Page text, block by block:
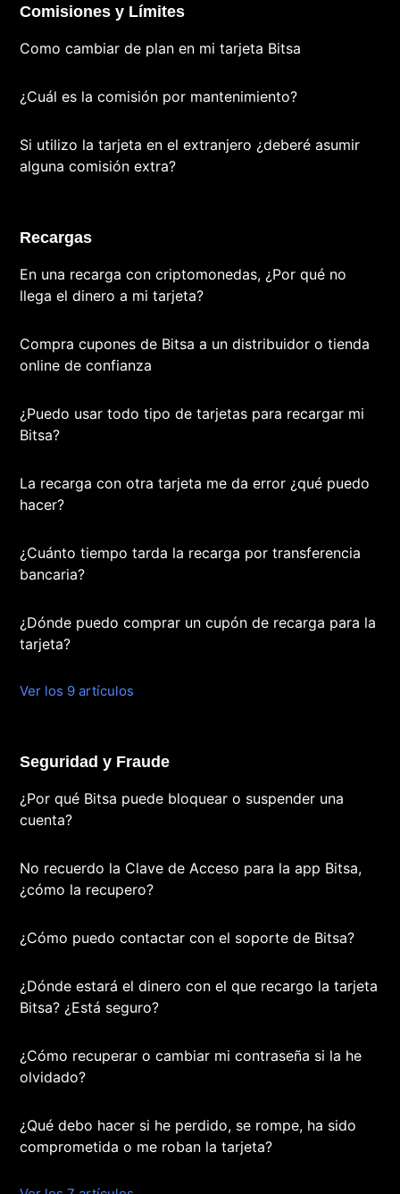
Comisiones y Límites
Como cambiar de plan en mi tarjeta Bitsa
¿Cuál es la comisión por mantenimiento?
Si utilizo la tarjeta en el extranjero ¿deberé asumir
alguna comisión extra?
Recargas
En una recarga con criptomonedas, ¿Por qué no
llega el dinero a mi tarjeta?
Compra cupones de Bitsa a un distribuidor o tienda
online de confianza
¿Puedo usar todo tipo de tarjetas para recargar mi
Bitsa?
La recarga con otra tarjeta me da error ¿qué puedo
hacer?
¿Cuánto tiempo tarda la recarga por transferencia
bancaria?
¿Dónde puedo comprar un cupón de recarga para la
tarjeta?
Ver los 9 artículos
Seguridad y Fraude
¿Por qué Bitsa puede bloquear o suspender una
cuenta?
No recuerdo la Clave de Acceso para la app Bitsa,
¿cómo la recupero?
¿Cómo puedo contactar con el soporte de Bitsa?
¿Dónde estará el dinero con el que recargo la tarjeta
Bitsa? ¿Está seguro?
¿Cómo recuperar o cambiar mi contraseña si la he
olvidado?
¿Qué debo hacer si he perdido, se rompe, ha sido
comprometida o me roban la tarjeta?